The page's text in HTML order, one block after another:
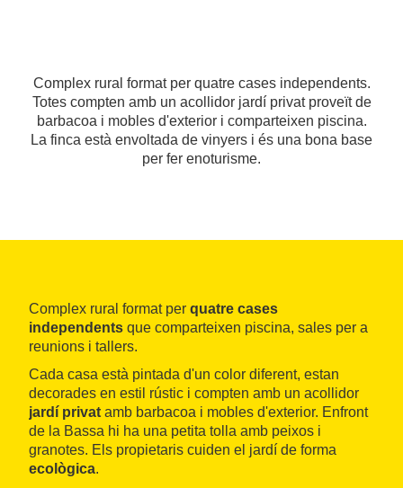
Complex rural format per quatre cases independents.
Totes compten amb un acollidor jardí privat proveït de
barbacoa i mobles d'exterior i comparteixen piscina.
La finca està envoltada de vinyers i és una bona base
per fer enoturisme.
Complex rural format per quatre cases
independents que comparteixen piscina, sales per a
reunions i tallers.
Cada casa està pintada d'un color diferent, estan
decorades en estil rústic i compten amb un acollidor
jardí privat amb barbacoa i mobles d'exterior. Enfront
de la Bassa hi ha una petita tolla amb peixos i
granotes. Els propietaris cuiden el jardí de forma
ecològica.